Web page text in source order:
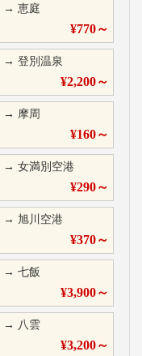
→恵庭
¥770～
→登別温泉
¥2,200～
→ 摩周
¥160～
→女満別空港
¥290～
→旭川空港
¥370～
→七飯
¥3,900～
→ 八雲
¥3,200～